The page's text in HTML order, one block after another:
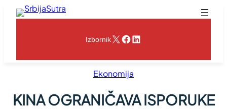
Skoči
IzbornikX Facebook
LinkedIn
Ekonomija
KINA OGRANIČAVA ISPORUKE